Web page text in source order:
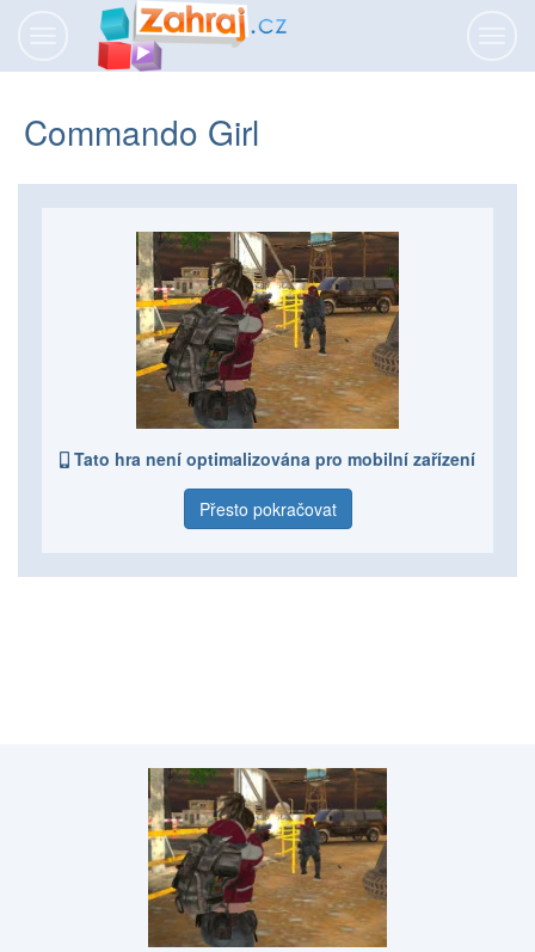
Commando Girl
Tato hra není optimalizována pro mobilní zařízení
Přesto pokračovat